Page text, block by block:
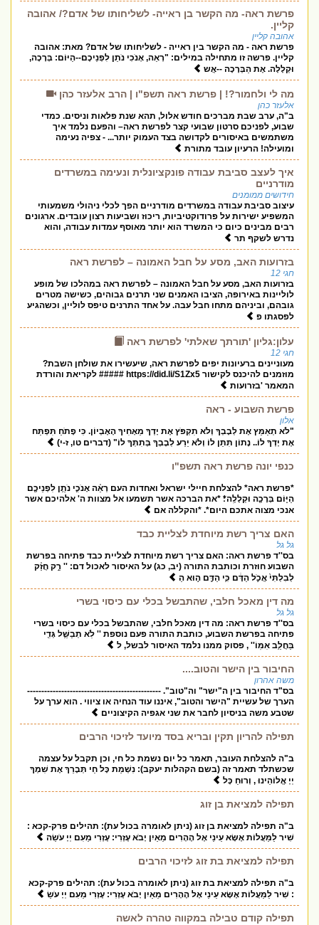
פרשת ראה- מה הקשר בן ראייה- לשליחותו של אדם?/ אהובה
קליין.
אהובה קליין
פרשת ראה - מה הקשר בין ראייה - לשליחותו של אדם? מאת: אהובה
קליין. פרשה זו מתחילה במילים: "רְאֵה, אָנֹכִי נֹתֵן לִפְנֵיכֶם--הַיּוֹם: בְּרָכָה,
וּקְלָלָה. אֶת הַבְּרָכָה --אֲש
מה לי ולחמור?! | פרשת ראה תשפ"ו | הרב אלעזר כהן
אלעזר כהן
ב"ה, ערב שבת מברכים חודש אלול, תהא שנת פלאות וניסים. כמדי
שבוע, לפניכם סרטון שבועי קצר לפרשת ראה– והפעם נלמד איך
משתמשים באיסורים לקדושה בצד העמוק יותר... - צפיה נעימה
ומועילה! הרעיון עובד מתורת
איך לעצב סביבת עבודה פונקציונלית ונעימה במשרדים
מודרניים
חידושים ממומנים
עיצוב סביבת עבודה במשרדים מודרניים הפך לכלי ניהולי משמעותי
המשפיע ישירות על פרודוקטיביות, ריכוז ושביעות רצון עובדים. ארגונים
רבים מבינים כיום כי המשרד הוא יותר מאוסף עמדות עבודה, והוא
נדרש לשקף תר
בזרועות האב, מסע על חבל האמונה – לפרשת ראה
חגי 12
בזרועות האב, מסע על חבל האמונה – לפרשת ראה במהלכו של מופע
לוליינות באירופה, הציבו האמנים שני תרנים גבוהים, כשישה מטרים
גובהם, וביניהם מתחו חבל עבה. על אחד התרנים טיפס לוליין, וכשהגיע
לפסגתו פ
עלון:גליון 'תורתך שאלתי' לפרשת ראה
חגי 12
מעוניינים ברעיונות יפים לפרשת ראה, שיעשירו את שולחן השבת?
מוזמנים להיכנס לקישור https://did.li/S1Zx5 ##### לקריאת והורדת
המאמר 'בזרועות
פרשת השבוע - ראה
אלון
"לֹא תְאַמֵּץ אֶת לְבָבְךָ וְלֹא תִקְפֹּץ אֶת יָדְךָ מֵאָחִיךָ הָאֶבְיוֹן. כִּי פָתֹחַ תִּפְתַּח
אֶת יָדְךָ לוֹ.. נָתוֹן תִּתֵּן לוֹ וְלֹא יֵרַע לְבָבְךָ בְּתִתְּךָ לוֹ" (דברים טו, ז-י)
כנפי יונה פרשת ראה תשפ"ו
*פרשת ראה* להצלחת חיילי ישראל ואחדות העם רְאֵ֗ה אָנֹכִ֛י נֹתֵ֥ן לִפְנֵיכֶ֖ם
הַיּ֑וֹם בְּרָכָ֖ה וּקְלָלָֽה*׃ *את הברכה אשר תשמעו אל מצוות ה' אלהיכם אשר
אנכי מצוה אתכם היום*. *והקללה אם
האם צריך רשת מיוחדת לצליית כבד
גל גל
בס''ד פרשת ראה: האם צריך רשת מיוחדת לצליית כבד פתיחה בפרשת
השבוע חוזרת וכותבת התורה (יב, כג) על האיסור לאכול דם: '' רַ֣ק חֲזַ֗ק
לְבִלְתִּי֙ אֲכֹ֣ל הַדָּ֔ם כִּ֥י הַדָּ֖ם ה֣וּא הַ
מה דין מאכל חלבי, שהתבשל בכלי עם כיסוי בשרי
גל גל
בס''ד פרשת ראה: מה דין מאכל חלבי, שהתבשל בכלי עם כיסוי בשרי
פתיחה בפרשת השבוע, כותבת התורה פעם נוספת '' לֹֽא תְבַשֵּׁ֥ל גְּדִ֖י
בַּחֲלֵ֥ב אִמּֽוֹ'' , פסוק ממנו נלמד האיסור לבשל, ל
החיבור בין הישר והטוב....
משה אהרון
בס"ד החיבור בין ה"ישר" וה"טוב". -----------------------------------------------
הערך של עשיית "הישר והטוב", איננו עוד הנחיה או ציווי . הוא ערך על
שטבע משה בניסיון לחבר את שני אגפיה הקיצוניים
תפילה להריון תקין ובריא בסד מיועד לזיכוי הרבים
ב"ה להצלחת העובר, תאמר כל יום נשמת כל חי, וכן תקבל על עצמה
שכשתלד תאמר זה (בשם הקהלות יעקב): נִשְׁמַת כָּל חַי תְּבָרֵךְ אֶת שִׁמְךָ
יְיָ אֱלוֹהֵינוּ , וְרוּחַ כָּל
תפילה למציאת בן זוג
ב"ה תפילה למציאת בן זוג (ניתן לאומרה בכול עת): תהילים פרק-קכא :
שִׁיר לַמַּעֲלוֹת אֶשָּׂא עֵינַי אֶל הֶהָרִים מֵאַיִן יָבֹא עֶזְרִי: עֶזְרִי מֵעִם יְיָ עֹשֵׂה
תפילה למציאת בת זוג לזיכוי הרבים
ב"ה תפילה למציאת בת זוג (ניתן לאומרה בכול עת): תהילים פרק-קכא
: שִׁיר לַמַּעֲלוֹת אֶשָּׂא עֵינַי אֶל הֶהָרִים מֵאַיִן יָבֹא עֶזְרִי: עֶזְרִי מֵעִם יְיָ עֹשֵׂ
תפילה קודם טבילה במקווה טהרה לאשה